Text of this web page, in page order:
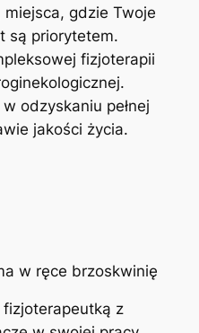
miejsca, gdzie Twoje
są priorytetem.
fizjoterapii
odzyskaniu pełnej
jakości życia.
z